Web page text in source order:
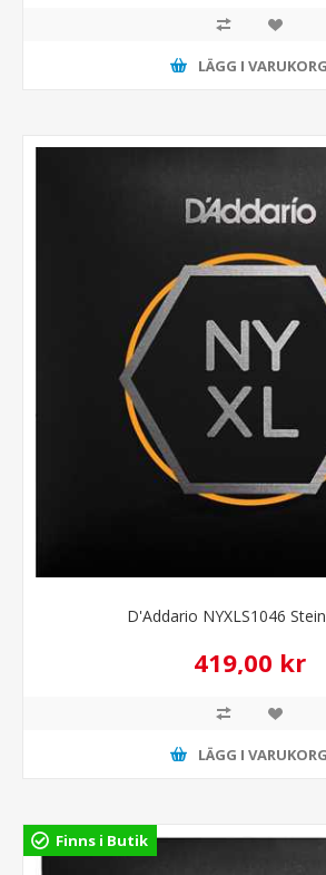
LÄGG I VARUKORG
D'Addario NYXLS1046
419,00 kr
LÄGG I VARUKORG
Finns i Butik